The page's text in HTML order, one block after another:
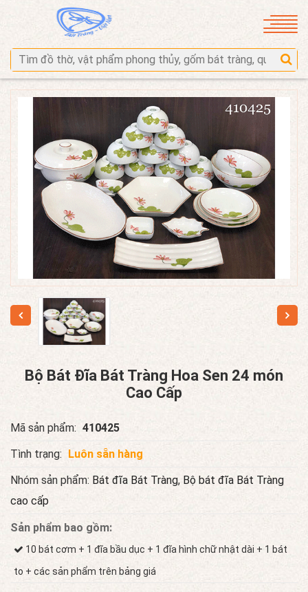
Bộ Bát Đĩa Bát Tràng Hoa Sen 24 món
Cao Cấp
Mã sản phẩm: 410425
Tình trạng: Luôn sẵn hàng
Nhóm sản phẩm: Bát đĩa Bát Tràng, Bộ bát đĩa Bát Tràng
cao cấp
Sản phẩm bao gồm:
10 bát cơm + 1 đĩa bầu dục + 1 đĩa hình chữ nhật dài + 1 bát
to + các sản phẩm trên bảng giá